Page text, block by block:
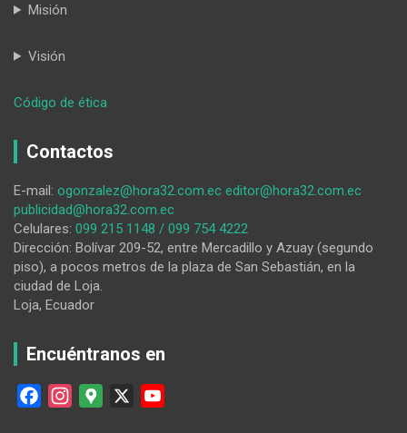
Misión
Visión
Código de ética
de
atienden
en
consorcio
juridico
Contactos
E-mail: ogonzalez@hora32.com.ec editor@hora32.com.ec
publicidad@hora32.com.ec
Celulares: 099 215 1148 / 099 754 4222
Dirección: Bolívar 209-52, entre Mercadillo y Azuay (segundo
piso), a pocos metros de la plaza de San Sebastián, en la
ciudad de Loja.
Loja, Ecuador
Encuéntranos en